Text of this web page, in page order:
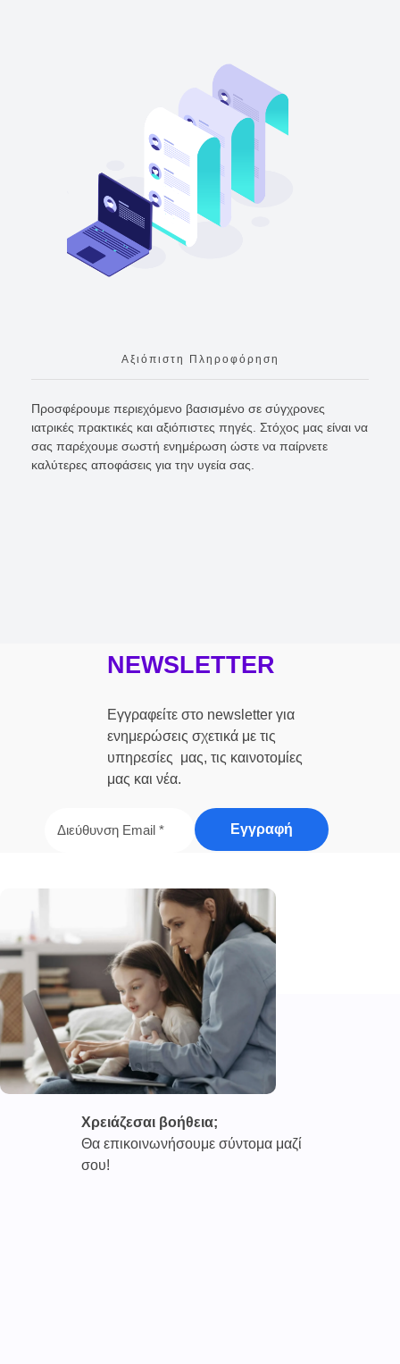
Αξιόπιστη Πληροφόρηση
Προσφέρουμε περιεχόμενο βασισμένο σε σύγχρονες
ιατρικές πρακτικές και αξιόπιστες πηγές. Στόχος μας είναι να
σας παρέχουμε σωστή ενημέρωση ώστε να παίρνετε
καλύτερες αποφάσεις για την υγεία σας.
NEWSLETTER
Εγγραφείτε στο newsletter για
ενημερώσεις σχετικά με τις
υπηρεσίες μας, τις καινοτομίες
μας και νέα.
Χρειάζεσαι βοήθεια;
Θα επικοινωνήσουμε σύντομα μαζί
σου!